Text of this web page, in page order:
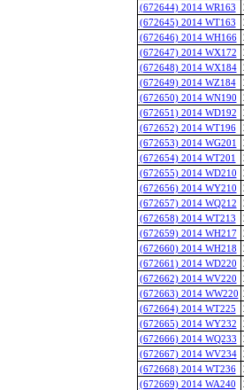
(672644) 2014 WR163
(672645) 2014 WT163
(672646) 2014 WH166
(672647) 2014 WX172
(672648) 2014 WX184
(672649) 2014 WZ184
(672650) 2014 WN190
(672651) 2014 WD192
(672652) 2014 WT196
(672653) 2014 WG201
(672654) 2014 WT201
(672655) 2014 WD210
(672656) 2014 WY210
(672657) 2014 WQ212
(672658) 2014 WT213
(672659) 2014 WH217
(672660) 2014 WH218
(672661) 2014 WD220
(672662) 2014 WV220
(672663) 2014 WW220
(672664) 2014 WT225
(672665) 2014 WY232
(672666) 2014 WQ233
(672667) 2014 WV234
(672668) 2014 WT236
(672669) 2014 WA240